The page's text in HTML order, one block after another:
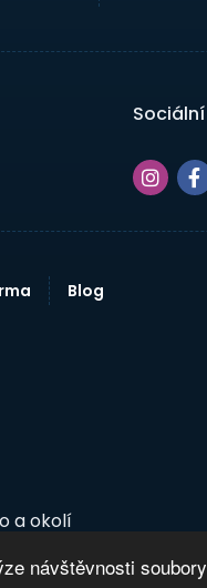
návštěvnosti
Blog
a okolí
bazar